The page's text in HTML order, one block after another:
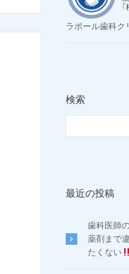
ラポール歯科ク
検索
最近の投稿
歯科医師
薬剤まで
たくない